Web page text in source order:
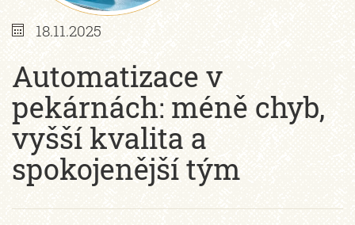
18.11.2025
Automatizace v
pekárnách: méně chyb,
vyšší kvalita a
spokojenější tým